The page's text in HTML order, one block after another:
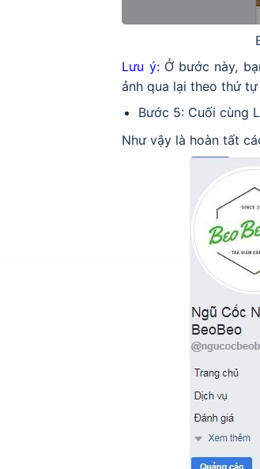
Lưu ý:Ở bước này,
ảnh qua lại theo thứ
Bước 5: Cuối cùng
Như vậy là hoàn tất